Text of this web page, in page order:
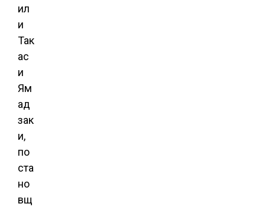
ил
и
Так
ас
и
Ям
ад
зак
и,
по
ста
но
вщ